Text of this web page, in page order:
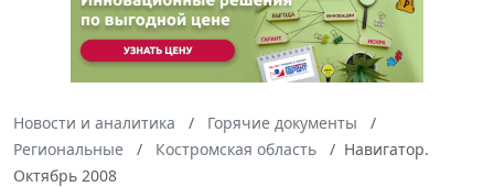
Новости и аналитика
Горячие документы
Региональные
Костромская область
Навигатор.
Октябрь 2008